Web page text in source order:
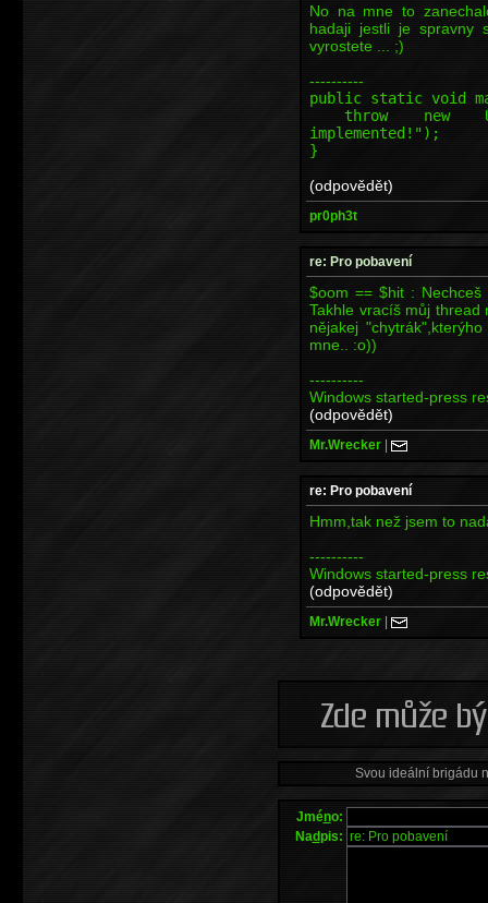
No na mne to
hadaji jestli je spravny
vyrostete ... ;)
----------
public static void
throw new
implemented!");
}
(odpovědět)
pr0ph3t
re: Pro pobavení
$oom == $hit :
Takhle vracíš můj
nějakej
mne.. :o))
----------
Windows started-press
(odpovědět)
Mr.Wrecker |
re: Pro pobavení
Hmm,tak než jsem to
----------
Windows started-press
(odpovědět)
Mr.Wrecker |
Svou ideální brigádu
Jméno:
Nadpis: